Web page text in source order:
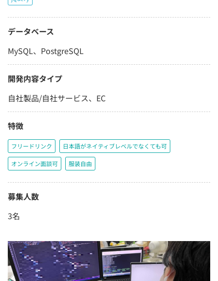
データベース
MySQL、PostgreSQL
開発内容タイプ
自社製品/自社サービス、EC
特徴
フリードリンク 日本語がネイティブレベルでなくても可
オンライン面談可 服装自由
募集人数
3名